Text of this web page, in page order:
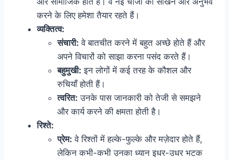
करने के लिए हमेशा तैयार रहते हैं।
व्यक्तित्व:
संचारी: वे बातचीत करने में बहुत अच्छे होते हैं और
अपने विचारों को साझा करना पसंद करते हैं।
बहुमुखी: इन लोगों में कई तरह के कौशल और
रुचियाँ होती हैं।
त्वरित: उनके पास जानकारी को तेजी से समझने
और कार्य करने की क्षमता होती है।
रिश्ते:
प्रेम: वे रिश्तों में हल्के-फुल्के और मज़ेदार होते हैं,
लेकिन कभी-कभी उनका ध्यान इधर-उधर भटक